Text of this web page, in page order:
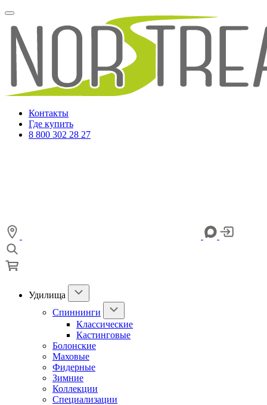
Контакты
Где купить
8 800 302 28 27
Удилища
Спиннинги
Классические
Кастинговые
Болонские
Маховые
Фидерные
Зимние
Коллекции
Специализации